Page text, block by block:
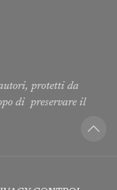
protetti da
di preservare il